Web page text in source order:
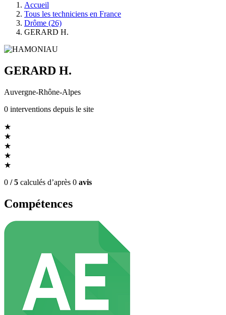
Accueil
Tous les techniciens en France
Drôme (26)
GERARD H.
GERARD H.
Auvergne-Rhône-Alpes
0 interventions depuis le site
★
★
★
★
★
0 / 5 calculés d’après 0 avis
Compétences